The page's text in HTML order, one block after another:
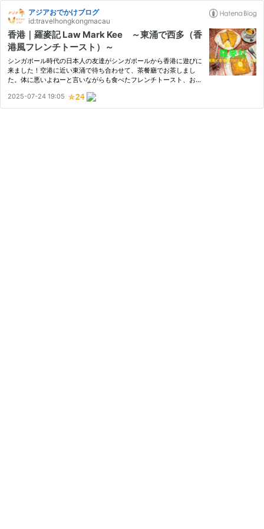
アジアおでかけブログ
id:travelhongkongmacau
香港｜羅麥記 Law Mark Kee ～東涌で西多（香
港風フレンチトースト）～
シンガポール時代の日本人の友達がシンガポールから香港に遊びに
来ました！空港に近い東涌で待ち合わせて、茶餐廳でお茶しまし
た。体に悪いよねーと言いながらも食べたフレンチトースト、おい
の友達が、シンガポールから香港に遊びに来ました。その日、彼女
は…
2025-07-24 19:05